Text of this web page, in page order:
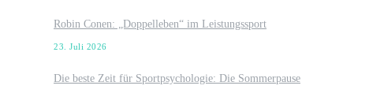
Robin Conen: „Doppelleben“ im Leistungssport
23. Juli 2026
Die beste Zeit für Sportpsychologie: Die Sommerpause